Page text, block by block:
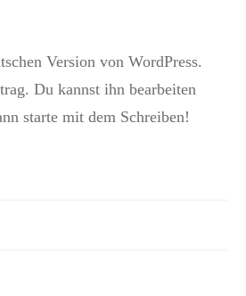
Version von WordPress.
Du kannst ihn bearbeiten
starte mit dem Schreiben!